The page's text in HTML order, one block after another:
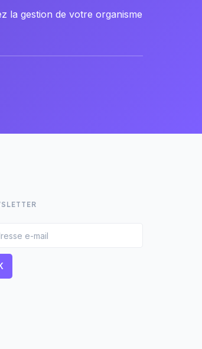
la gestion de votre organisme